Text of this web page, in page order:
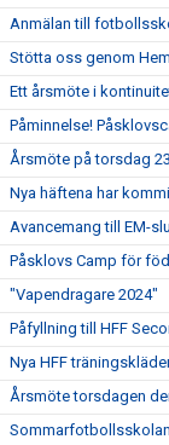
Anmälan till
Stötta oss genom
Ett årsmöte i
Påminnelse!
Årsmöte på torsdag
Nya häftena har
Avancemang till EM-
Påsklovs Camp för
"Vapendragare 2024"
Påfyllning till HFF
Nya HFF
Årsmöte torsdagen